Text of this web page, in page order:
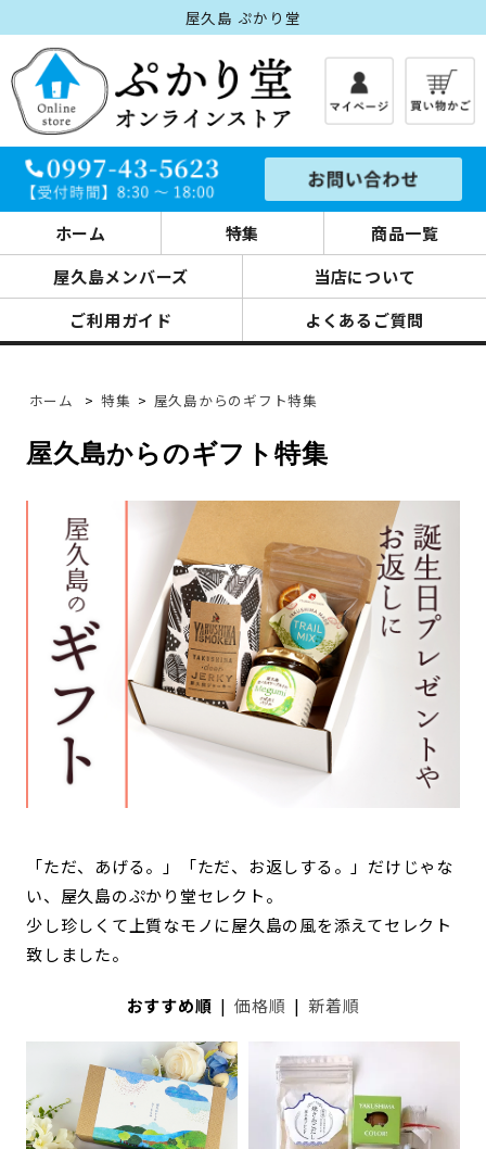
屋久島 ぷかり堂
ホーム 特集
商品一覧
屋久島メンバーズ
当店について
ご利用ガイド
よくあるご質問
ホーム > 特集 > 屋久島からのギフト特集
屋久島からのギフト特集
「ただ、あげる。」「ただ、お返しする。」だけじゃな
い、屋久島のぷかり堂セレクト。
少し珍しくて上質なモノに屋久島の風を添えてセレクト
致しました。
おすすめ順 |価格順 | 新着順